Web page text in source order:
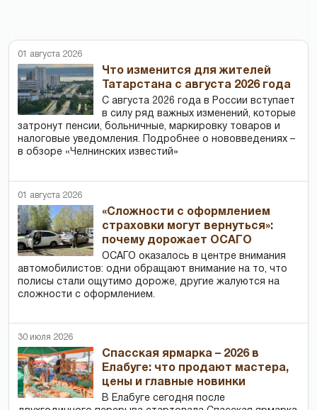
01 августа 2026
Что изменится для жителей
Татарстана с августа 2026 года
С августа 2026 года в России вступает
в силу ряд важных изменений, которые
затронут пенсии, больничные, маркировку товаров и
налоговые уведомления. Подробнее о нововведениях –
в обзоре «Челнинских известий»
01 августа 2026
«Сложности с оформлением
страховки могут вернуться»:
почему дорожает ОСАГО
ОСАГО оказалось в центре внимания
автомобилистов: одни обращают внимание на то, что
полисы стали ощутимо дороже, другие жалуются на
сложности с оформлением.
30 июля 2026
Спасская ярмарка – 2026 в
Елабуге: что продают мастера,
цены и главные новинки
В Елабуге сегодня после